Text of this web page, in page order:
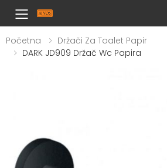
Toggle mobile
Početna
Držači Za Toalet Papir
DARK JD909 Držač Wc Papira